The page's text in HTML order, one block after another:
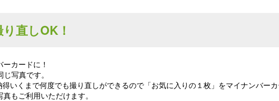
直しOK！
カードに！
写真です。
いくまで何度でも撮り直しができるので「お気に入りの１枚」をマイナンバー
もご利用いただけます。